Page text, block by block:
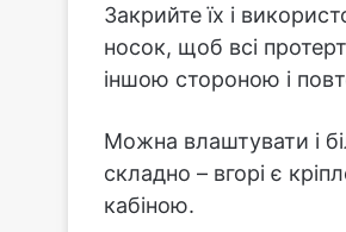
Закрийте їх і
носок, щоб всі
іншою стороною і
Можна влаштувати і
складно – вгорі є
кабіною.